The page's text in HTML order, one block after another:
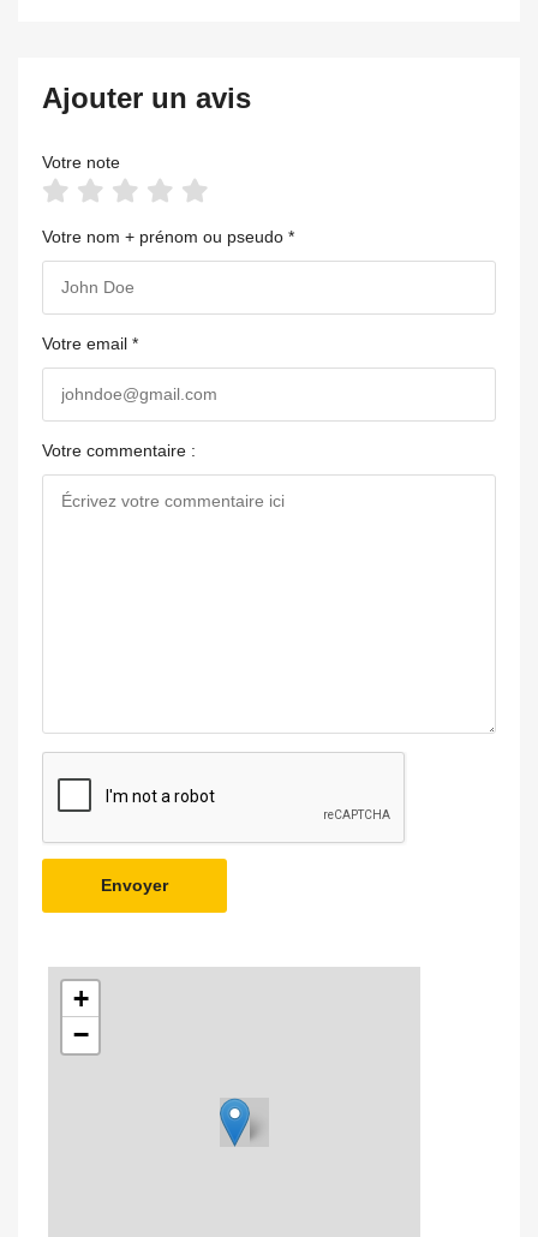
Ajouter un avis
Votre note
Votre nom + prénom ou pseudo *
Votre email *
Votre commentaire :
Envoyer
+
−